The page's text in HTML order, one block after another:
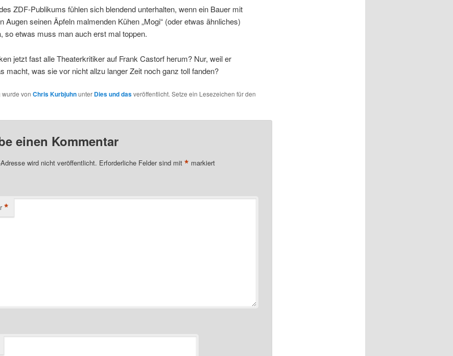
ZDF-Publikums fühlen sich blendend unterhalten, wenn ein Bauer mit
Augen seinen Äpfeln malmenden Kühen „Mogi“ (oder etwas ähnliches)
so etwas muss man auch erst mal toppen.
jetzt fast alle Theaterkritiker auf Frank Castorf herum? Nur, weil er
macht, was sie vor nicht allzu langer Zeit noch ganz toll fanden?
wurde von Chris Kurbjuhnunter Dies und dasveröffentlicht. Setze ein Lesezeichen für den
einen Kommentar
wird nicht veröffentlicht. Erforderliche Felder sind mit * markiert
*